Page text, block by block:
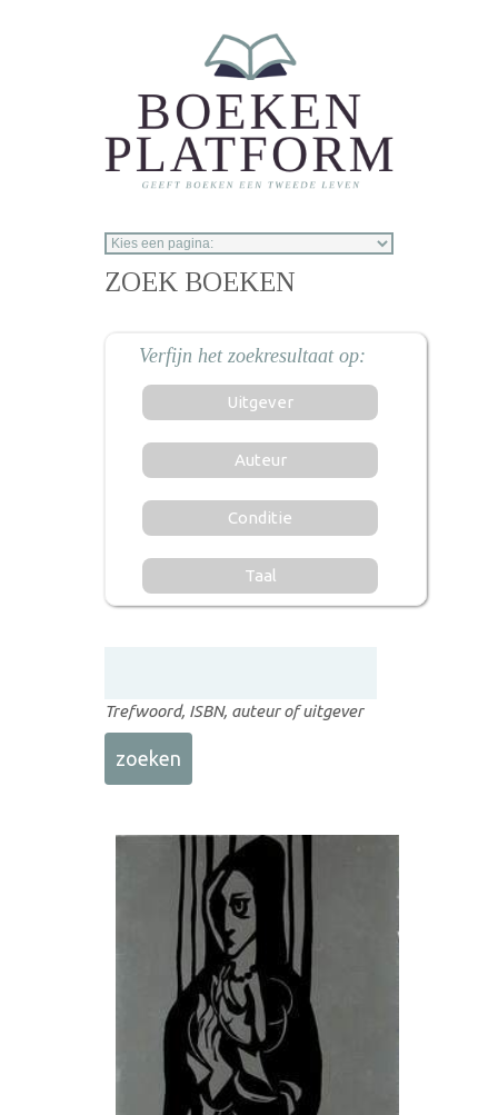
ZOEK BOEKEN
Uitgever
Auteur
Conditie
Taal
Trefwoord, ISBN, auteur of uitgever